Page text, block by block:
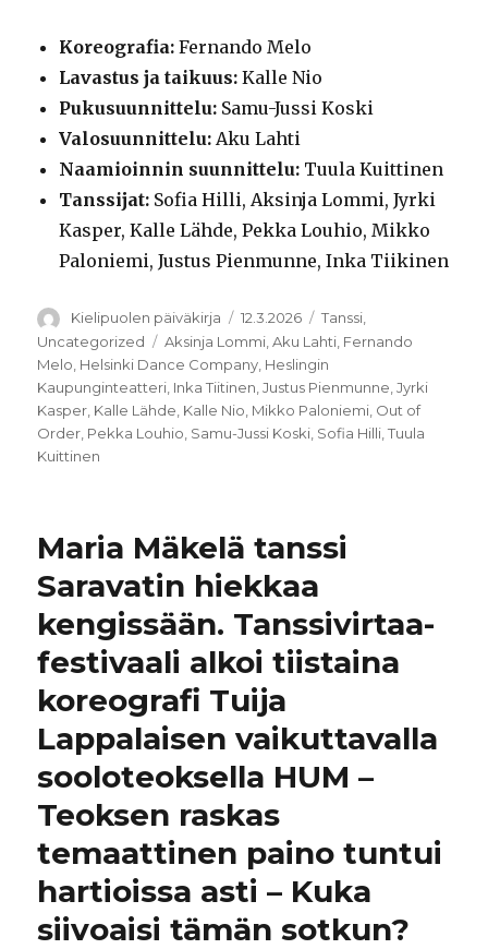
Koreografia: Fernando Melo
Lavastus ja taikuus: Kalle Nio
Pukusuunnittelu: Samu-Jussi Koski
Valosuunnittelu: Aku Lahti
Naamioinnin suunnittelu: Tuula Kuittinen
Tanssijat: Sofia Hilli, Aksinja Lommi, Jyrki
Kasper, Kalle Lähde, Pekka Louhio, Mikko
Paloniemi, Justus Pienmunne, Inka Tiikinen
Kirjoittaja
Kielipuolen päiväkirja Julkaistu
12.3.2026 Kategoriat
Tanssi,
Uncategorized
Avainsanat
Aksinja Lommi ,Aku Lahti Fernando
Melo Helsinki Dance Company Heslingin
Kaupunginteatteri Inka Tiitinen ,Justus Pienmunne ,Jyrki
Kasper Kalle Lähde Kalle Nio Mikko Paloniemi Out of
Order Pekka Louhio Samu-Jussi Koski Sofia Hilli ,Tuula
Kuittinen
Maria Mäkelä tanssi
Saravatin hiekkaa
kengissään. Tanssivirtaa-
festivaali alkoi tiistaina
koreografi Tuija
Lappalaisen vaikuttavalla
sooloteoksella HUM –
Teoksen raskas
temaattinen paino tuntui
hartioissa asti – Kuka
siivoaisi tämän sotkun?